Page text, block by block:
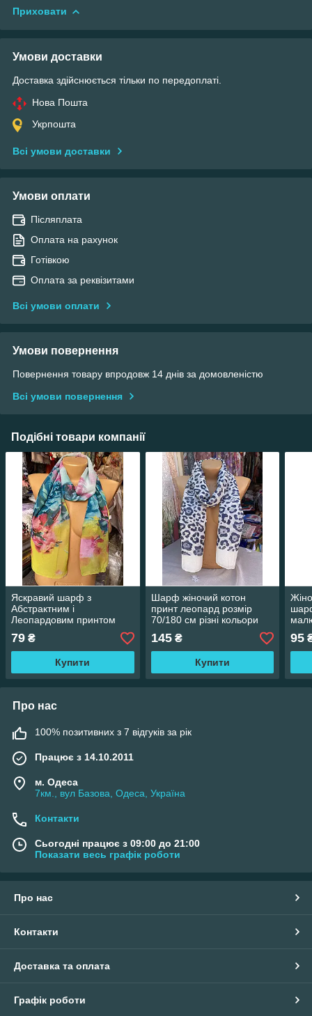
Приховати
Умови доставки
Доставка здійснюється тільки по передоплаті.
Нова Пошта
Укрпошта
Всі умови доставки
Умови оплати
Післяплата
Оплата на рахунок
Готівкою
Оплата за реквізитами
Всі умови оплати
Умови повернення
Повернення товару впродовж 14 днів за домовленістю
Всі умови повернення
Подібні товари компанії
Яскравий шарф з
Абстрактним і
Леопардовим принтом
жіночий Розмір 50-150 см
Шифон різні кольори ціна
гуртом
79 ₴
Купити
Шарф жіночий котон
принт леопард розмір
70/180 см різні кольори
ціна гуртом
145₴
Купити
см
95
Про нас
100% позитивних з 7 відгуків за рік
Працює з 14.10.2011
м. Одеса
7км., вул Базова, Одеса, Україна
Контакти
Сьогодні працює з 09:00 до 21:00
Показати весь графік роботи
Про нас
Контакти
Доставка та оплата
Графік роботи